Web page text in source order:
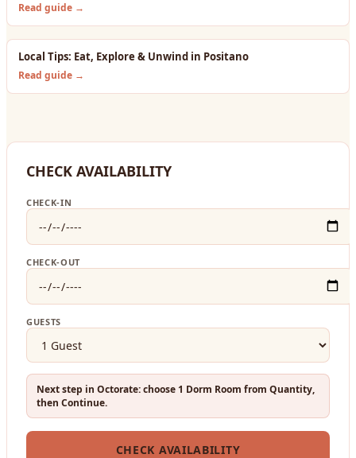
Read guide →
Local Tips: Eat, Explore & Unwind in Positano
Read guide →
CHECK AVAILABILITY
CHECK-IN
CHECK-OUT
GUESTS
Next step in Octorate: choose 1 Dorm Room from Quantity,
then Continue.
CHECK AVAILABILITY